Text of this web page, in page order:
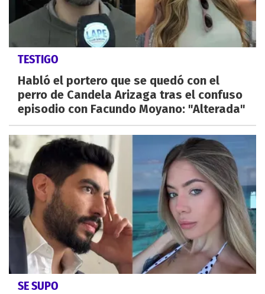
TESTIGO
Habló el portero que se quedó con el
perro de Candela Arizaga tras el confuso
episodio con Facundo Moyano: "Alterada"
SE SUPO